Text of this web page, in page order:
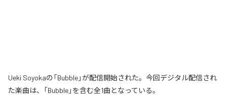
Ueki Soyokaの「Bubble」が配信開始された。今回デジタル配信され
た楽曲は、「Bubble」を含む全1曲となっている。